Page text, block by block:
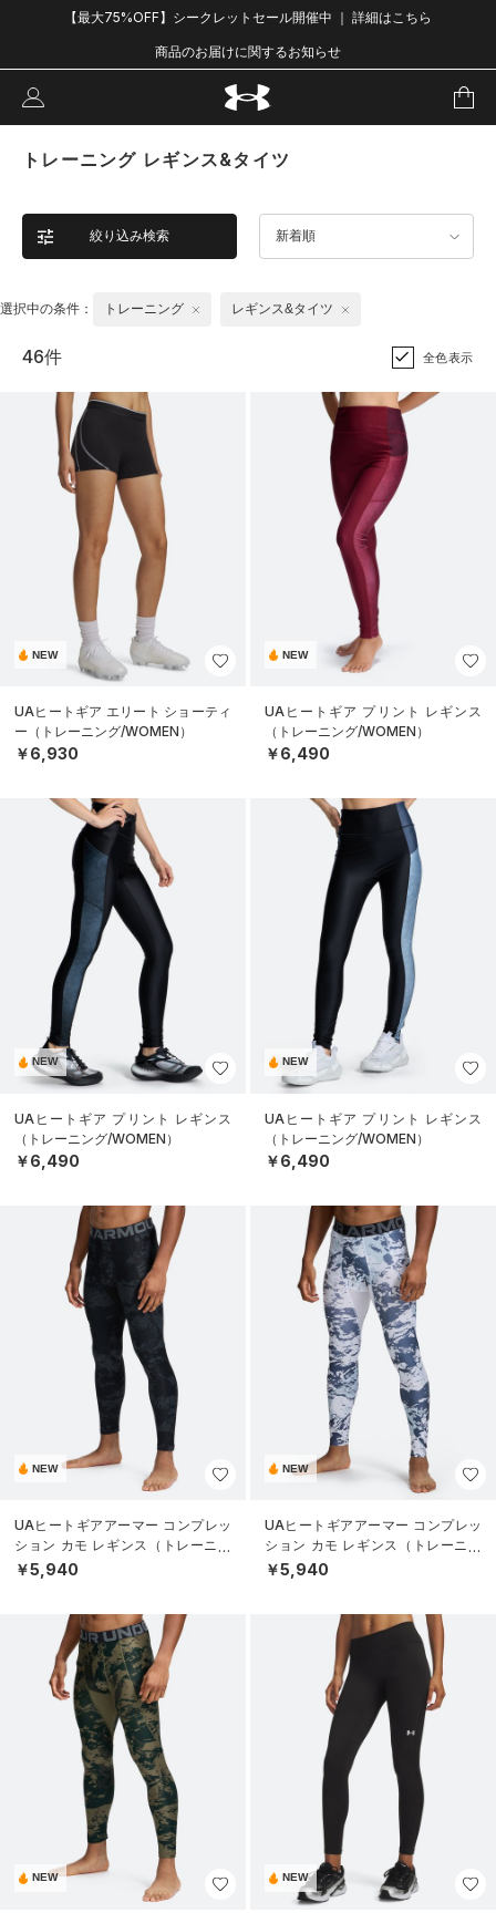
【最大75%OFF】シークレットセール開催中 ｜ 詳細はこちら
商品のお届けに関するお知らせ
トレーニング レギンス&タイツ
絞り込み検索 新着順
選択中の条件： トレーニング レギンス&タイツ
46件 全色表示
NEW
UAヒートギア エリート ショーティ
ー（トレーニング/WOMEN）
￥6,930
NEW
UAヒートギア プリント レギンス
（トレーニング/WOMEN）
￥6,490
NEW
UAヒートギア プリント レギンス
（トレーニング/WOMEN）
￥6,490
NEW
UAヒートギア プリント レギンス
（トレーニング/WOMEN）
￥6,490
NEW
UAヒートギアアーマー コンプレッ
ション カモ レギンス（トレーニン
グ/MEN）
￥5,940
NEW
UAヒートギアアーマー コンプレッ
ション カモ レギンス（トレーニン
グ/MEN）
￥5,940
NEW NEW